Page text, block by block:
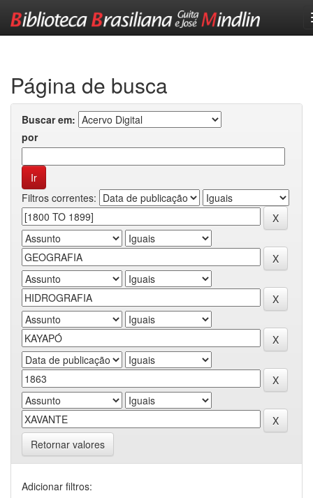
Página de busca
Buscar em:
por
Filtros correntes:
Retornar valores
Adicionar filtros: